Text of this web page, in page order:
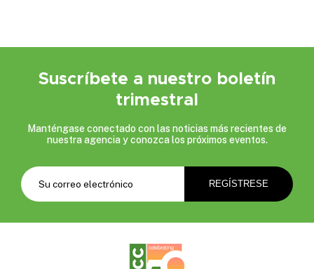
Suscríbete a nuestro boletín
trimestral
Manténgase conectado con las noticias más recientes de
nuestra agencia y conozca los próximos eventos.